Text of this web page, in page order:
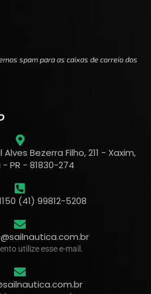
spam para as caixas de correio dos
Bezerra Filho, 211 - Xaxim,
PR - 81830-274
(41) 99812-5208
utilize esse e-mail.